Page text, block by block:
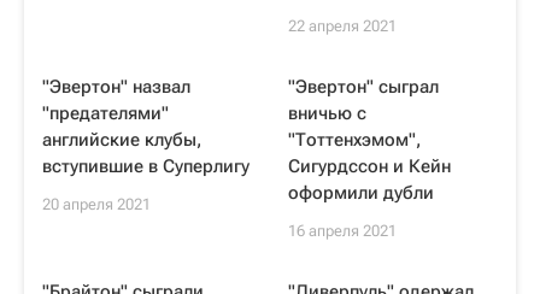
22 апреля 2021
"Эвертон" назвал
"предателями"
английские клубы,
вступившие в Суперлигу
20 апреля 2021
"Эвертон" сыграл
вничью с
"Тоттенхэмом",
Сигурдссон и Кейн
оформили дубли
16 апреля 2021